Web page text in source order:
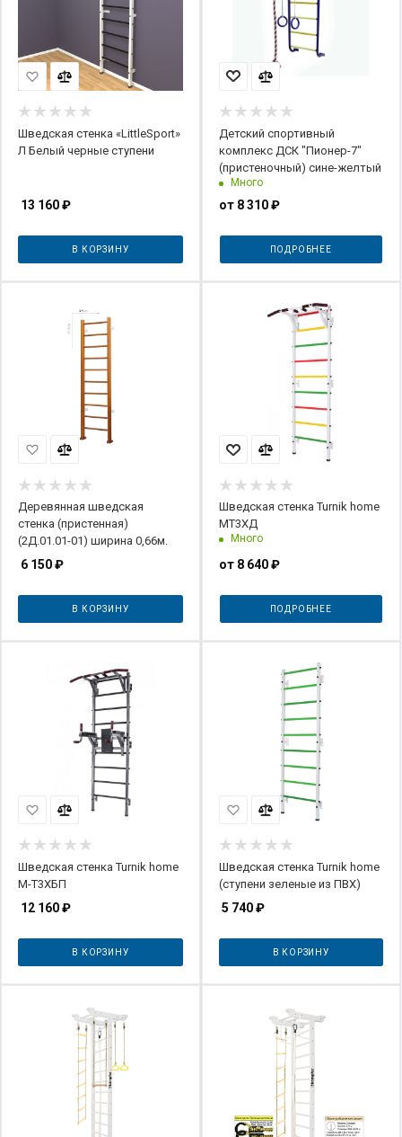
Шведская стенка «LittleSport»
Л Белый черные ступени
13 160₽
В КОРЗИНУ
Детский спортивный
комплекс ДСК "Пионер-7"
(пристеночный) сине-желтый
Много
от 8 310 ₽
ПОДРОБНЕЕ
Деревянная шведская
стенка (пристенная)
(2Д.01.01-01) ширина 0,66м.
6 150₽
В КОРЗИНУ
Шведская стенка Turnik home
МТ3ХД
Много
от 8 640 ₽
ПОДРОБНЕЕ
Шведская стенка Turnik home
М-Т3ХБП
12 160₽
В КОРЗИНУ
Шведская стенка Turnik home
(ступени зеленые из ПВХ)
5 740₽
В КОРЗИНУ